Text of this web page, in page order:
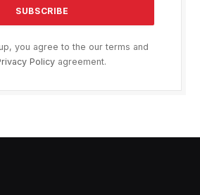
you agree to the our terms and
Policyagreement.